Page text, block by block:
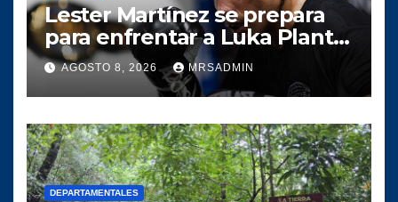
Lester Martínez se prepara
para enfrentar a Luka Plantić
y defender el título mundial
interino para Guatemala
AGOSTO 8, 2026 MRSADMIN
DEPARTAMENTALES